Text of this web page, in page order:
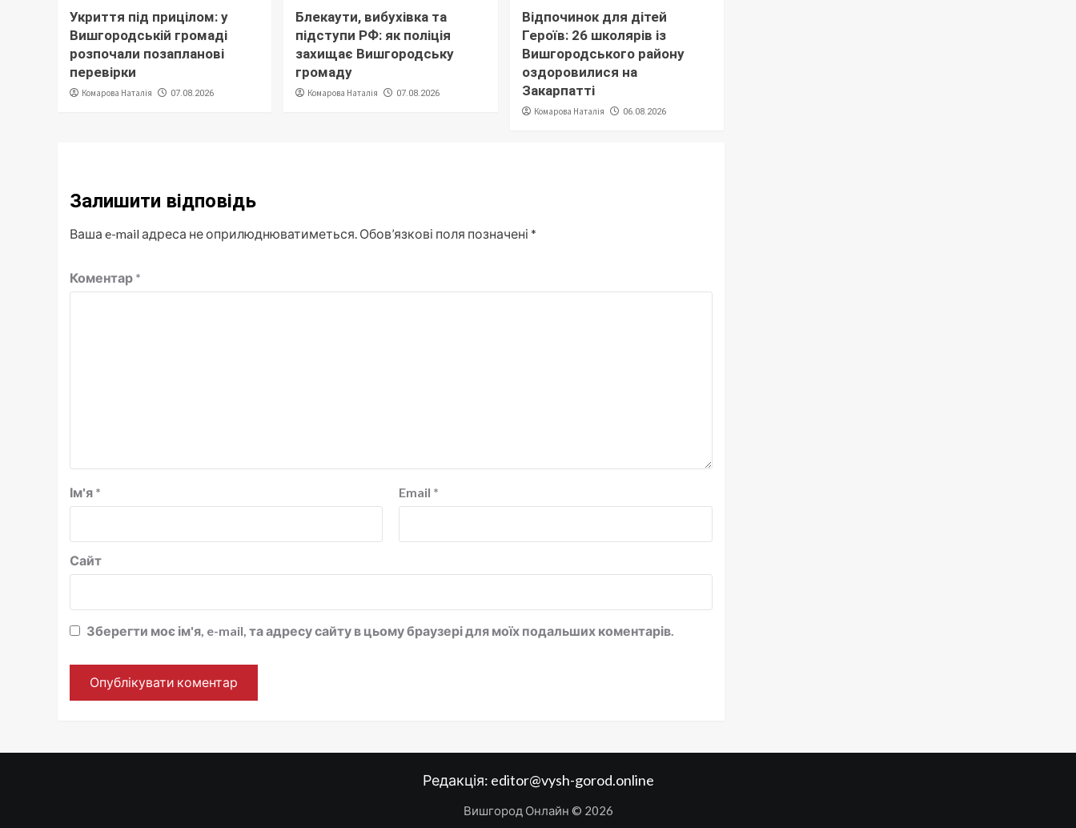
Укриття під прицілом: у
Вишгородській громаді
розпочали позапланові
перевірки
Комарова Наталія 07.08.2026
Блекаути, вибухівка та
підступи РФ: як поліція
захищає Вишгородську
громаду
Комарова Наталія 07.08.2026
Відпочинок для дітей
Героїв: 26 школярів із
Вишгородського району
оздоровилися на
Закарпатті
Комарова Наталія 06.08.2026
Залишити відповідь
Ваша e-mail адреса не оприлюднюватиметься. Обов’язкові поля позначені *
Коментар *
Ім'я * Email *
Сайт
Зберегти моє ім'я, e-mail, та адресу сайту в цьому браузері для моїх подальших коментарів.
Редакція: editor@vysh-gorod.online
Вишгород Онлайн © 2026